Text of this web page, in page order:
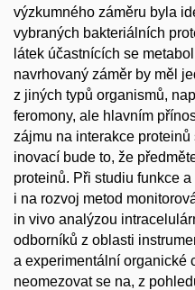
výzkumného záměru byla
vybraných bakteriálních
látek účastnících se
navrhovaný záměr by měl
z jiných typů organismů,
feromony, ale hlavním
zájmu na interakce
inovací bude to, že
proteinů. Při studiu funkce
i na rozvoj metod
in vivo analýzou
odborníků z oblasti
a experimentální organické
neomezovat se na, z